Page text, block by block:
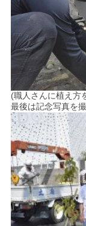
(職人さんに植え方
最後は記念写真を